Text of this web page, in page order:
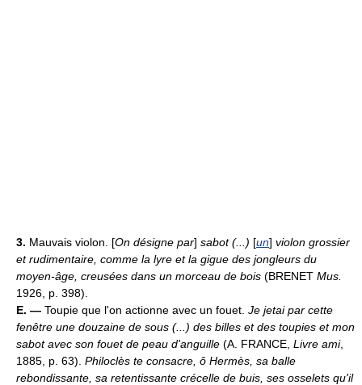
3. Mauvais violon. [On désigne par] sabot (...) [un] violon grossier
et rudimentaire, comme la lyre et la gigue des jongleurs du
moyen-âge, creusées dans un morceau de bois (BRENET Mus.
1926, p. 398).
E. — Toupie que l'on actionne avec un fouet. Je jetai par cette
fenêtre une douzaine de sous (...) des billes et des toupies et mon
sabot avec son fouet de peau d'anguille (A. FRANCE, Livre ami,
1885, p. 63). Philoclès te consacre, ô Hermès, sa balle
rebondissante, sa retentissante crécelle de buis, ses osselets qu'il